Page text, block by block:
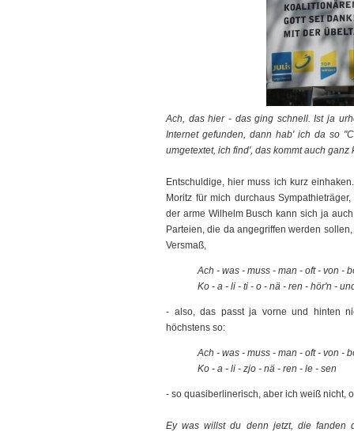
Ach, das hier - das ging schnell. Ist ja
Internet gefunden, dann hab' ich da so
umgetextet, ich find', das kommt auch ganz
Entschuldige, hier muss ich kurz
Moritz für mich durchaus
der arme Wilhelm Busch kann sich ja
Parteien, die da angegriffen werden
Versmaß,
Ach - was - muss - man - oft - von -
Ko - a - li - ti - o - nä - ren - hör'n -
- also, das passt ja vorne und hinten
höchstens so:
Ach - was - muss - man - oft - von -
Ko - a - li - zjo - nä - ren - le - sen
- so quasiberlinerisch, aber ich weiß nicht,
Ey was willst du denn jetzt, die fanden